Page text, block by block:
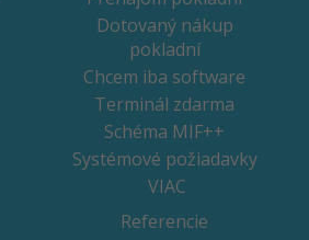
Dotovaný nákup
pokladní
Chcem iba software
Terminál zdarma
Schéma MIF++
Systémové požiadavky
VIAC
Referencie